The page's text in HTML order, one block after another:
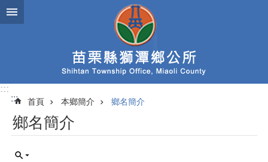
跳到主要內容區塊
:::
:::
首頁 本鄉簡介 鄉名簡介
鄉名簡介